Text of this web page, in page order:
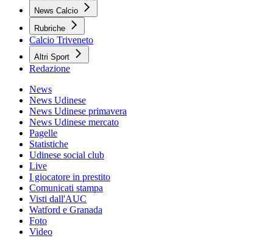
News Calcio
Rubriche
Calcio Triveneto
Altri Sport
Redazione
News
News Udinese
News Udinese primavera
News Udinese mercato
Pagelle
Statistiche
Udinese social club
Live
I giocatore in prestito
Comunicati stampa
Visti dall'AUC
Watford e Granada
Foto
Video